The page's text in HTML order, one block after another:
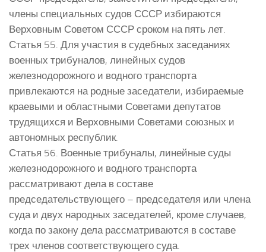
члены специальных судов СССР избираются
Верховным Советом СССР сроком на пять лет.
Статья 55. Для участия в судебных заседаниях
военных трибуналов, линейных судов
железнодорожного и водного транспорта
привлекаются на родные заседатели, избираемые
краевыми и областными Советами депутатов
трудящихся и Верховными Советами союзных и
автономных республик.
Статья 56. Военные трибуналы, линейные суды
железнодорожного и водного транспорта
рассматривают дела в составе
председательствующего – председателя или члена
суда и двух народных заседателей, кроме случаев,
когда по закону дела рассматриваются в составе
трех членов соответствующего суда.